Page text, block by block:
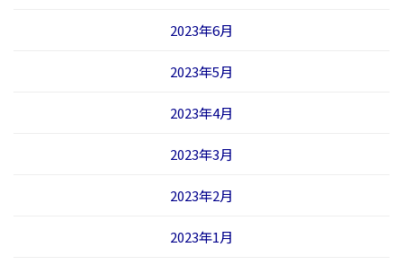
2023年6月
2023年5月
2023年4月
2023年3月
2023年2月
2023年1月